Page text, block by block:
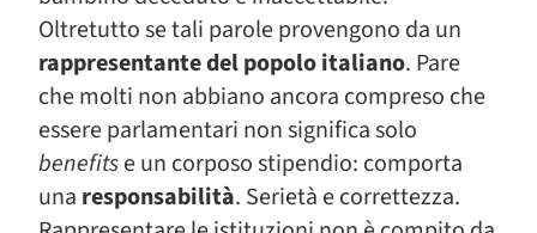
Oltretutto se tali parole provengono da un
rappresentante del popolo italiano. Pare
che molti non abbiano ancora compreso che
essere parlamentari non significa solo
benefitse un corposo stipendio: comporta
una responsabilità. Serietà e correttezza.